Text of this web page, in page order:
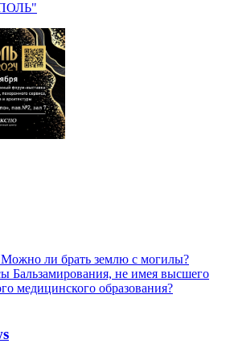
ли брать землю с могилы?
Бальзамирования, не имея высшего
медицинского образования?